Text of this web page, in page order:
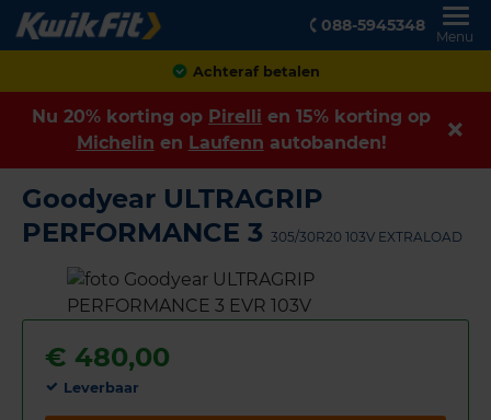
088-5945348
Menu
Achteraf betalen
Nu 20% korting op Pirelli en 15% korting op
Michelin en Laufenn autobanden!
Goodyear ULTRAGRIP
PERFORMANCE 3 305/30R20 103V EXTRALOAD
€ 480,00
Leverbaar